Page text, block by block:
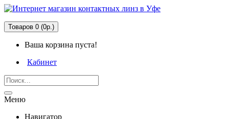
Товаров 0 (0р.)
Ваша корзина пуста!
Кабинет
Меню
Навигатор